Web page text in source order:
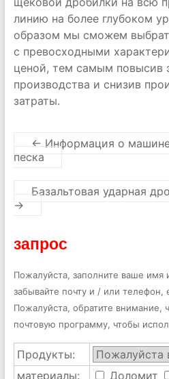
линию на более глубоком
образом мы сможем
с превосходными
ценой, тем самым повысив
производства и снизив
затраты.
← Информация о
песка
Базальтовая ударная
→
запрос
Пожалуйста, заполните ваше
забывайте почту и / или телефон,
Пожалуйста, обратите
почтовую программу, чтобы
Продукты:
материалы:
Доломит